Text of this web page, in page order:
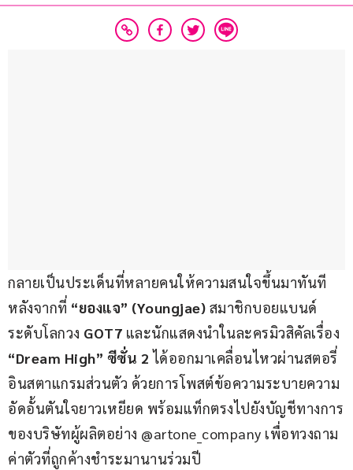
กลายเป็นประเด็นที่หลายคนให้ความสนใจขึ้นมาทันที
หลังจากที่ “ยองแจ” (Youngjae) สมาชิกบอยแบนด์
ระดับโลกวง GOT7 และนักแสดงนำในละครมิวสิคัลเรื่อง
“Dream High” ซีซั่น 2 ได้ออกมาเคลื่อนไหวผ่านสตอรี่
อินสตาแกรมส่วนตัว ด้วยการโพสต์ข้อความระบายความ
อัดอั้นตันใจยาวเหยียด พร้อมแท็กตรงไปยังบัญชีทางการ
ของบริษัทผู้ผลิตอย่าง @artone_company เพื่อทวงถาม
ค่าตัวที่ถูกค้างชำระมานานร่วมปี